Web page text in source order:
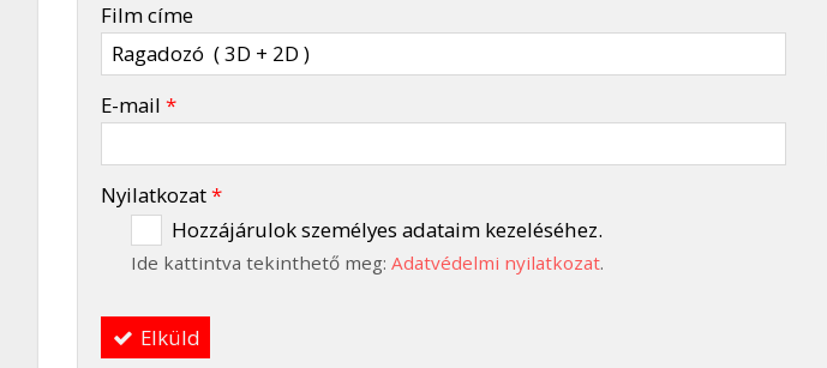
-
Film címe
E-mail *
Nyilatkozat*
Hozzájárulok személyes adataim kezeléséhez.
Ide kattintva tekinthető meg:Adatvédelmi nyilatkozat.
Elküld